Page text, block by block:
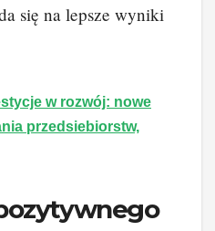
się na lepsze wyniki
w rozwój: nowe
przedsiebiorstw,